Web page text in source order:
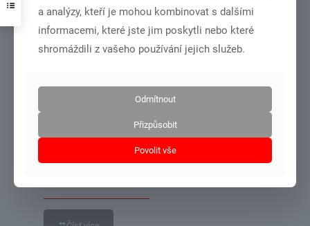
a analýzy, kteří je mohou kombinovat s dalšími
informacemi, které jste jim poskytli nebo které
shromáždili z vašeho používání jejich služeb.
Odmítnout
Přizpůsobit
Povolit vše